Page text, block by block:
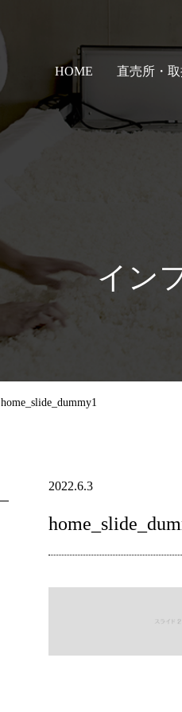
HOME 直売所・
イン
home_slide_dummy1
2022.6.3